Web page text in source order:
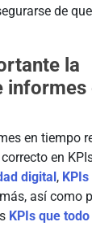
de
la
en tiempo
en
digital,
así como
KPIs que